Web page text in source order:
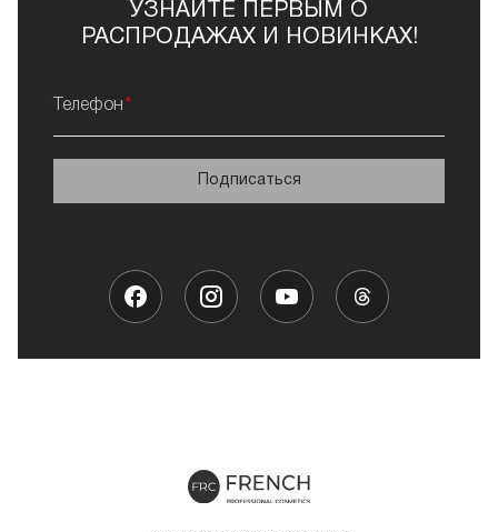
УЗНАЙТЕ ПЕРВЫМ О
РАСПРОДАЖАХ И НОВИНКАХ!
Телефон
Подписаться